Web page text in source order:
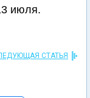
июля.
СТАТЬЯ